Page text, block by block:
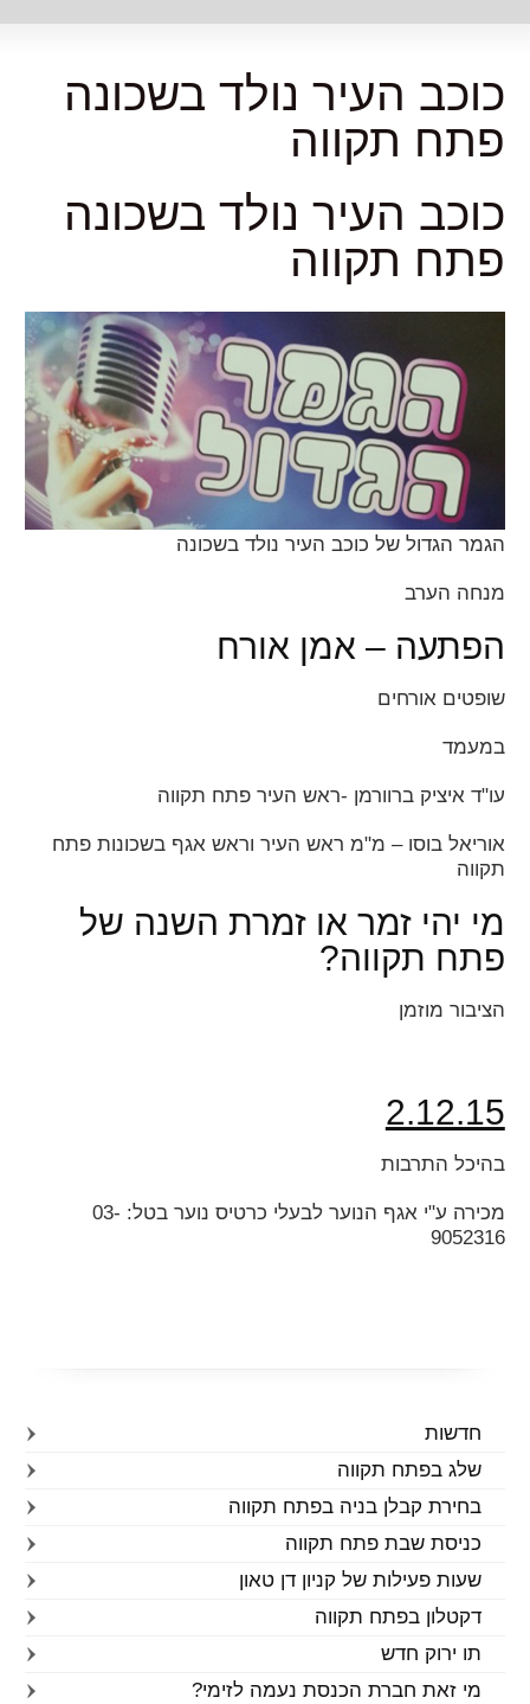
כוכב העיר נולד בשכונה
פתח תקווה
כוכב העיר נולד בשכונה
פתח תקווה
הגמר הגדול של כוכב העיר נולד בשכונה
מנחה הערב
הפתעה – אמן אורח
שופטים אורחים
במעמד
עו"ד איציק ברוורמן -ראש העיר פתח תקווה
אוריאל בוסו – מ"מ ראש העיר וראש אגף בשכונות פתח
תקווה
מי יהי זמר או זמרת השנה של
פתח תקווה?
הציבור מוזמן
2.12.15
בהיכל התרבות
מכירה ע"י אגף הנוער לבעלי כרטיס נוער בטל: 03-
9052316
חדשות
שלג בפתח תקווה
בחירת קבלן בניה בפתח תקווה
כניסת שבת פתח תקווה
שעות פעילות של קניון דן טאון
דקטלון בפתח תקווה
תו ירוק חדש
מי זאת חברת הכנסת נעמה לזימי?